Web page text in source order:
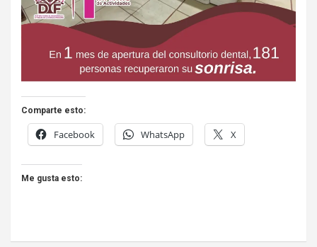
Comparte esto:
Facebook WhatsApp X
Me gusta esto: